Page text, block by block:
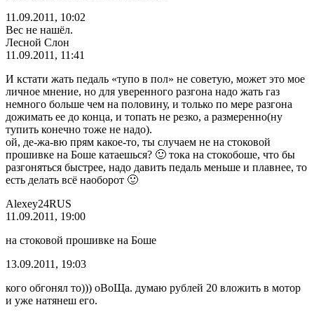
11.09.2011, 10:02
Вес не нашёл.
Лесной Слон
11.09.2011, 11:41
И кстати жать педаль «тупо в пол» не советую, может это мое
личное мнение, но для уверенного разгона надо жать газ
немного больше чем на половину, и только по мере разгона
дожимать ее до конца, и топать не резко, а размеренно(ну
тупить конечно тоже не надо).
ой, де-жа-вю прям какое-то, ты случаем не на стоковой
прошивке на Боше катаешься? 🙂 тока на стокобоше, что бы
разгоняться быстрее, надо давить педаль меньше и плавнее, то
есть делать всё наоборот 🙂
Alexey24RUS
11.09.2011, 19:00
на стоковой прошивке на Боше
13.09.2011, 19:03
кого обгонял то))) оВоЩа. думаю рублей 20 вложить в мотор
и уже натянеш его.